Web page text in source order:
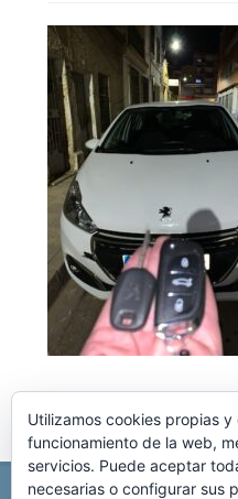
Utilizamos cookies propias
funcionamiento de la web,
servicios. Puede aceptar
necesarias o configurar sus